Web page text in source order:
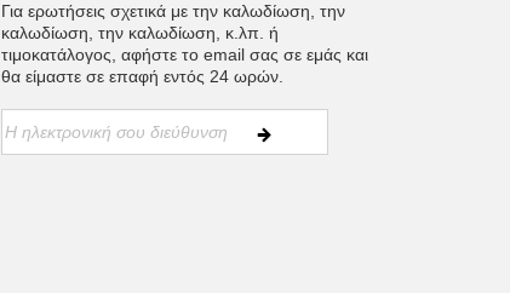
Για ερωτήσεις σχετικά με την καλωδίωση, την
καλωδίωση, την καλωδίωση, κ.λπ. ή
τιμοκατάλογος, αφήστε το email σας σε εμάς και
θα είμαστε σε επαφή εντός 24 ωρών.